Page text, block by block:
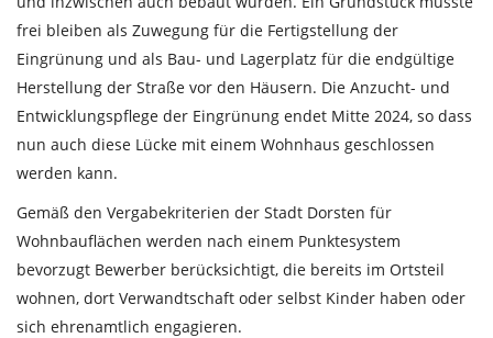
frei bleiben als Zuwegung für die Fertigstellung der
Eingrünung und als Bau- und Lagerplatz für die endgültige
Herstellung der Straße vor den Häusern. Die Anzucht- und
Entwicklungspflege der Eingrünung endet Mitte 2024, so dass
nun auch diese Lücke mit einem Wohnhaus geschlossen
werden kann.
Gemäß den Vergabekriterien der Stadt Dorsten für
Wohnbauflächen werden nach einem Punktesystem
bevorzugt Bewerber berücksichtigt, die bereits im Ortsteil
wohnen, dort Verwandtschaft oder selbst Kinder haben oder
sich ehrenamtlich engagieren.